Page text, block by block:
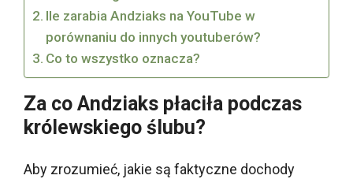
Ile zarabia Andziaks na YouTube w
porównaniu do innych youtuberów?
Co to wszystko oznacza?
Za co Andziaks płaciła podczas
królewskiego ślubu?
Aby zrozumieć, jakie są faktyczne dochody